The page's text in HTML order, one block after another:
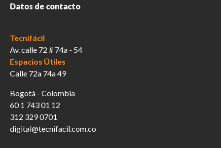
Datos de contacto
Tecnifácil
Av. calle 72 # 74a - 54
Espacios Útiles
Calle 72a 74a 49
Bogotá - Colombia
60 1 743 01 12
312 329 0701
digital@tecnifacil.com.co